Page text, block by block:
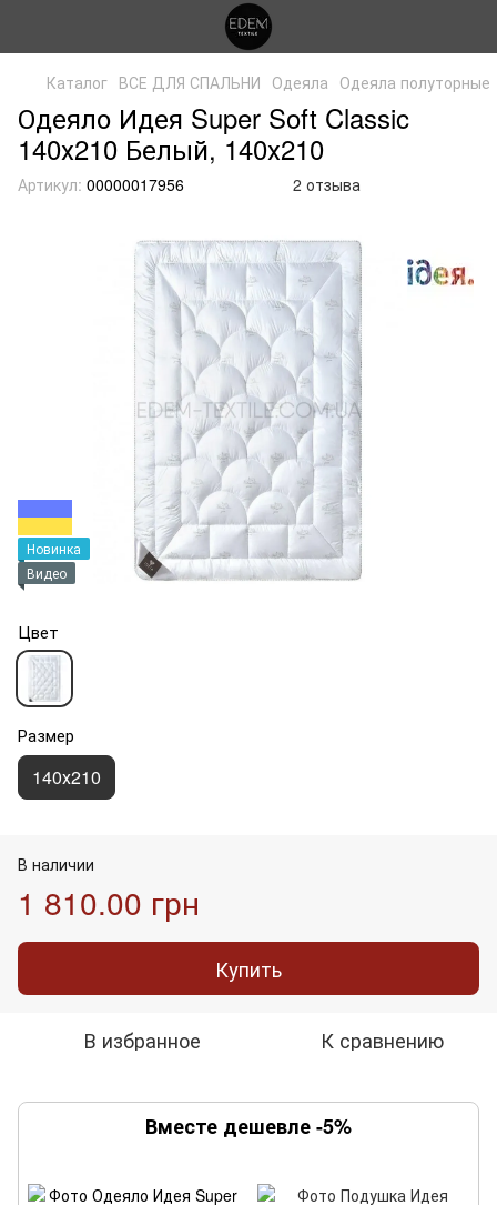
Каталог ВСЕ ДЛЯ СПАЛЬНИ Одеяла Одеяла полуторные
Одеяло Идея Super Soft Classic
140х210 Белый, 140х210
Артикул: 00000017956 2 отзыва
Новинка
Видео
Цвет
Размер
140х210
В наличии
1 810.00 грн
Купить
В избранное К сравнению
Вместе дешевле -5%